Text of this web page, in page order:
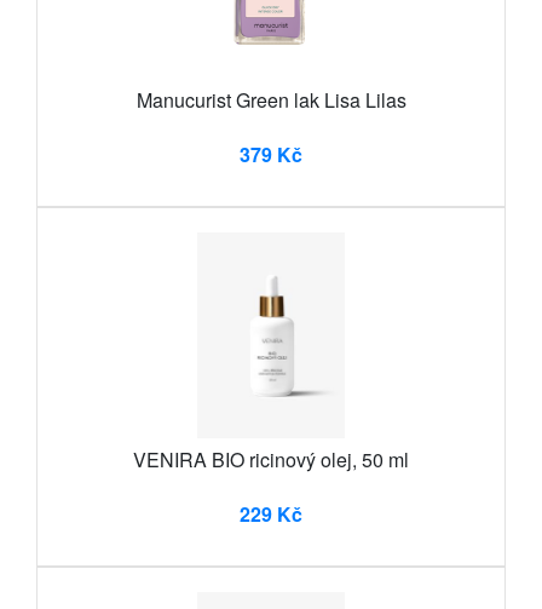
Manucurist Green lak Lisa Lilas
379 Kč
VENIRA BIO ricinový olej, 50 ml
229 Kč